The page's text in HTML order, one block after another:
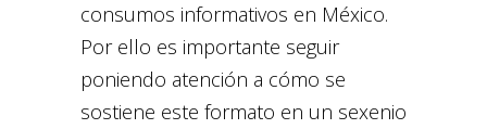
consumos informativos en México.
Por ello es importante seguir
poniendo atención a cómo se
sostiene este formato en un sexenio